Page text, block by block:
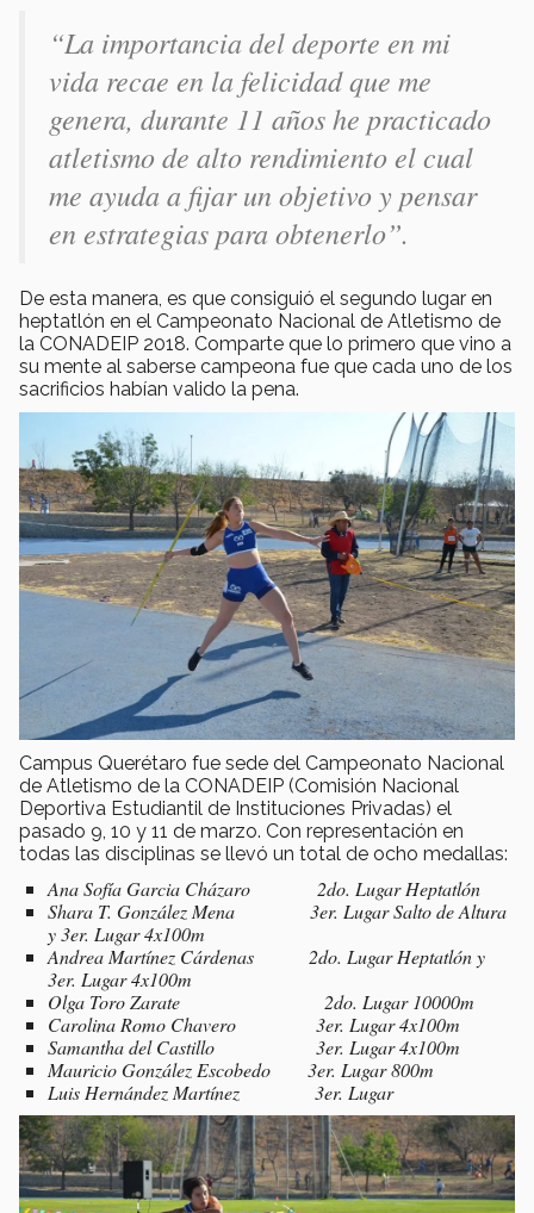
“La importancia del deporte en mi
vida recae en la felicidad que me
genera, durante 11 años he practicado
atletismo de alto rendimiento el cual
me ayuda a fijar un objetivo y pensar
en estrategias para obtenerlo”.
De esta manera, es que consiguió el segundo lugar en
heptatlón en el Campeonato Nacional de Atletismo de
la CONADEIP 2018. Comparte que lo primero que vino a
su mente al saberse campeona fue que cada uno de los
sacrificios habían valido la pena.
Campus Querétaro fue sede del Campeonato Nacional
de Atletismo de la CONADEIP (Comisión Nacional
Deportiva Estudiantil de Instituciones Privadas) el
pasado 9, 10 y 11 de marzo. Con representación en
todas las disciplinas se llevó un total de ocho medallas:
Ana Sofía Garcia Cházaro 2do. Lugar Heptatlón
Shara T. González Mena 3er. Lugar Salto de Altura
y 3er. Lugar 4x100m
Andrea Martínez Cárdenas 2do. Lugar Heptatlón y
3er. Lugar 4x100m
Olga Toro Zarate 2do. Lugar 10000m
Carolina Romo Chavero 3er. Lugar 4x100m
Samantha del Castillo 3er. Lugar 4x100m
Mauricio González Escobedo 3er. Lugar 800m
Luis Hernández Martínez 3er. Lugar